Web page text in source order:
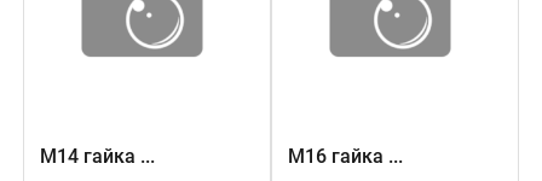
М14 гайка ... М16 гайка ...